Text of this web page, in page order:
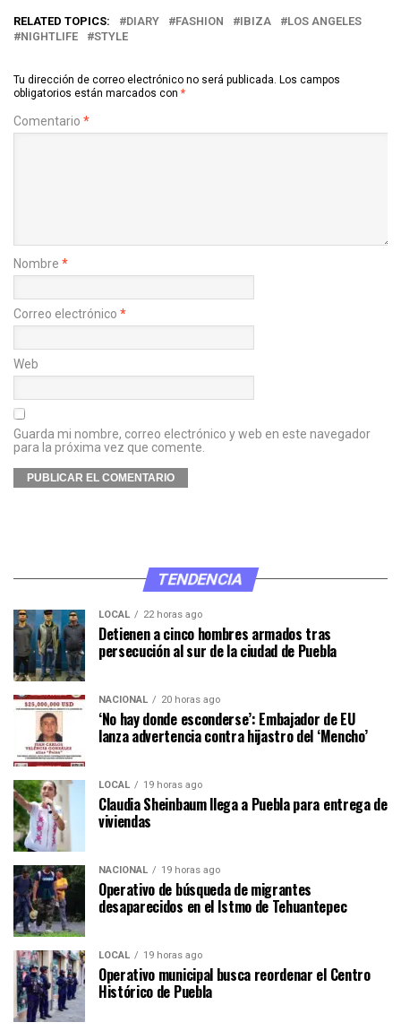
RELATED TOPICS: DIARY FASHION IBIZA
LOS ANGELES
NIGHTLIFE
STYLE
Tu dirección de correo electrónico no será publicada. Los campos
obligatorios están marcados con *
Comentario *
Nombre *
Correo electrónico *
Web
Guarda mi nombre, correo electrónico y web en este navegador
para la próxima vez que comente.
TENDENCIA
LOCAL 22 horas ago
Detienen a cinco hombres armados tras
persecución al sur de la ciudad de Puebla
NACIONAL 20 horas ago
‘No hay donde esconderse’: Embajador de EU
lanza advertencia contra hijastro del ‘Mencho’
LOCAL 19 horas ago
Claudia Sheinbaum llega a Puebla para entrega de
viviendas
NACIONAL 19 horas ago
Operativo de búsqueda de migrantes
desaparecidos en el Istmo de Tehuantepec
LOCAL 19 horas ago
Operativo municipal busca reordenar el Centro
Histórico de Puebla